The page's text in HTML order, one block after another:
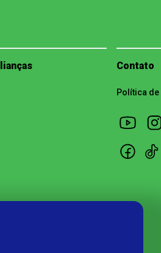
Contato
Política